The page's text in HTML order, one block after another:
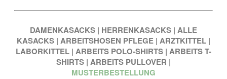
DAMENKASACKS | HERRENKASACKS | ALLE
KASACKS | ARBEITSHOSEN PFLEGE | ARZTKITTEL |
LABORKITTEL | ARBEITS POLO-SHIRTS | ARBEITS T-
SHIRTS | ARBEITS PULLOVER |
MUSTERBESTELLUNG